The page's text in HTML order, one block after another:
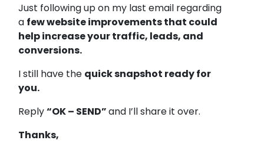
Just following up on my last email regarding
a few website improvements that could
help increase your traffic, leads, and
conversions.
I still have the quick snapshot ready for
you.
Reply“OK – SEND”and I’ll share it over.
Thanks,